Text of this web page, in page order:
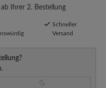
Ihrer 2. Bestellung
Schneller
Versand